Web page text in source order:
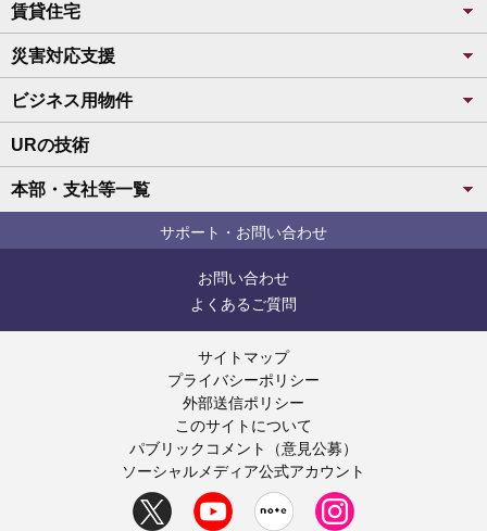
賃貸住宅
災害対応支援
ビジネス用物件
URの技術
本部・支社等一覧
サポート・お問い合わせ
お問い合わせ
よくあるご質問
サイトマップ
プライバシーポリシー
外部送信ポリシー
このサイトについて
パブリックコメント（意見公募）
ソーシャルメディア公式アカウント